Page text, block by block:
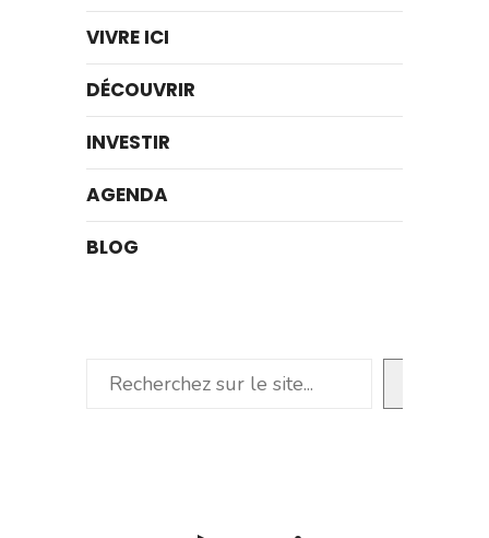
VIVRE ICI
DÉCOUVRIR
INVESTIR
AGENDA
BLOG
Rechercher